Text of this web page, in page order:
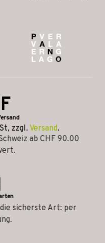
zzgl. Versand.
ab CHF 90.00
sicherste Art: per